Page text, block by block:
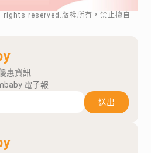
rights reserved.版權所有，禁止擅自
惠資訊
電子報
送出